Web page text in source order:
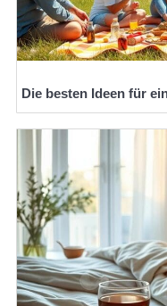
Die besten Ideen für